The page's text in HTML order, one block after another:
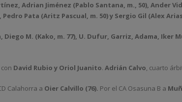
Adrian Jiménez (Pablo Santana, m., 50), Ander
, Pedro Pata (Aritz Pascual, m. 50)y Sergio Gil (Alex
Diego M. (Kako, m. 77), U. Dufur, Garriz, Adama, Iker
con David Rubio y Oriol Juanito. Adrián Calvo, cuarto
Calahorra a Oier Calvillo (76). Por el CA Osasuna B a